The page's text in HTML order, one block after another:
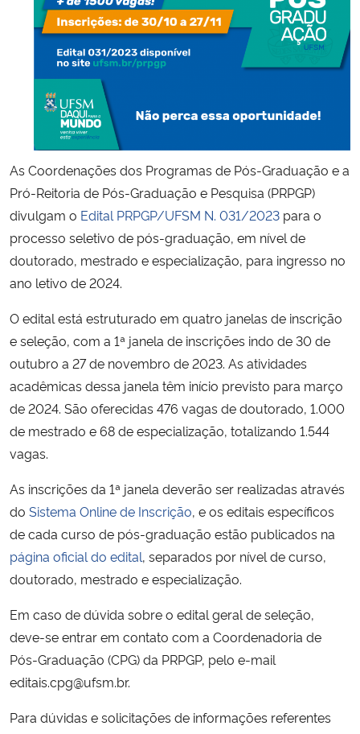
Secretaria-Geral
Secretaria de Governo
Gabinete de Segurança Institucional
Advocacia-Geral da União
Planalto
As Coordenações dos Programas de Pós-Graduação e a
Pró-Reitoria de Pós-Graduação e Pesquisa (PRPGP)
divulgam o Edital PRPGP/UFSM N. 031/2023 para o
processo seletivo de pós-graduação, em nível de
doutorado, mestrado e especialização, para ingresso no
ano letivo de 2024.
O edital está estruturado em quatro janelas de inscrição
e seleção, com a 1ª janela de inscrições indo de 30 de
outubro a 27 de novembro de 2023. As atividades
acadêmicas dessa janela têm início previsto para março
de 2024. São oferecidas 476 vagas de doutorado, 1.000
de mestrado e 68 de especialização, totalizando 1.544
vagas.
As inscrições da 1ª janela deverão ser realizadas através
do Sistema Online de Inscrição, e os editais específicos
de cada curso de pós-graduação estão publicados na
página oficial do edital, separados por nível de curso,
doutorado, mestrado e especialização.
Em caso de dúvida sobre o edital geral de seleção,
deve-se entrar em contato com a Coordenadoria de
Pós-Graduação (CPG) da PRPGP, pelo e-mail
editais.cpg@ufsm.br.
Para dúvidas e solicitações de informações referentes